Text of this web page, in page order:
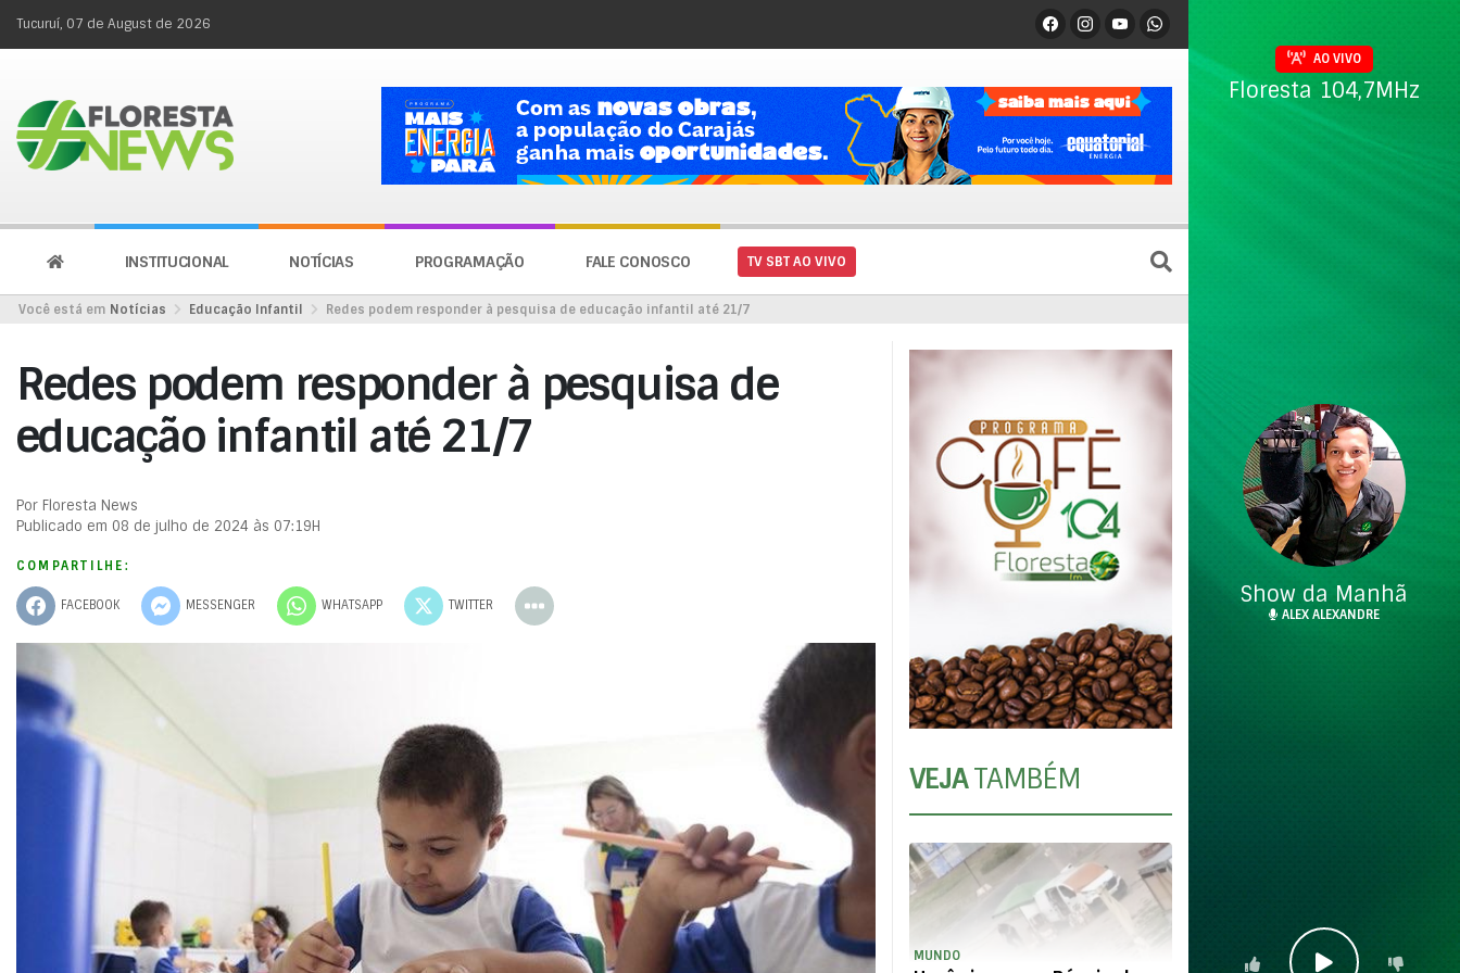
Tucuruí, 07 de August de 2026
INSTITUCIONAL NOTÍCIAS PROGRAMAÇÃO FALE CONOSCO TV SBT AO VIVO
Você está em Notícias Educação Infantil Redes podem responder à pesquisa de educação infantil até 21/7
Redes podem responder à pesquisa de
educação infantil até 21/7
Por Floresta News
Publicado em 08 de julho de 2024 às 07:19H
COMPARTILHE:
FACEBOOK MESSENGER WHATSAPP TWITTER
VEJATAMBÉM
MUNDO
AO VIVO
Floresta 104,7MHz
Show da Manhã
ALEX ALEXANDRE